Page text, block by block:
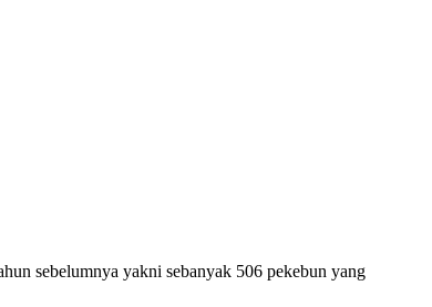
sebelumnya yakni sebanyak 506 pekebun yang